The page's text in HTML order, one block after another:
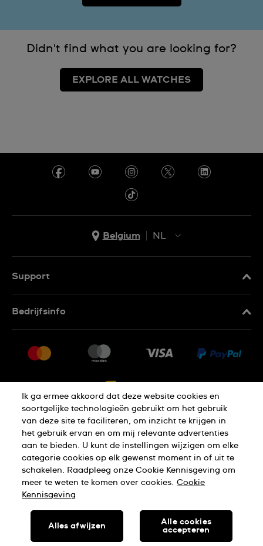
Didn't find what you are looking for?
EXPLORE ALL WATCHES
Belgium
NL
Support
Retournering
Verkoopvoorwaarden
Annulering van de overeenkomst
Bedrijfsinfo
Vacatures
Privacy Verklaring Cookies
Gebruiksvoorwaarden
SWISS MADE
© SWATCH AG 2026. ALLE RECHTEN VOORBEHOUDEN: SWISS
Ik ga ermee akkoord dat deze website cookies en
soortgelijke technologieën gebruikt om het gebruik
van deze site te faciliteren, om inzicht te krijgen in
het gebruik ervan en om mij relevante advertenties
aan te bieden. U kunt de instellingen wijzigen om elke
categorie cookies op elk gewenst moment in of uit te
schakelen. Raadpleeg onze Cookie Kennisgeving om
meer te weten te komen over cookies. Cookie
Kennisgeving
Alles afwijzen
Alle cookies
accepteren